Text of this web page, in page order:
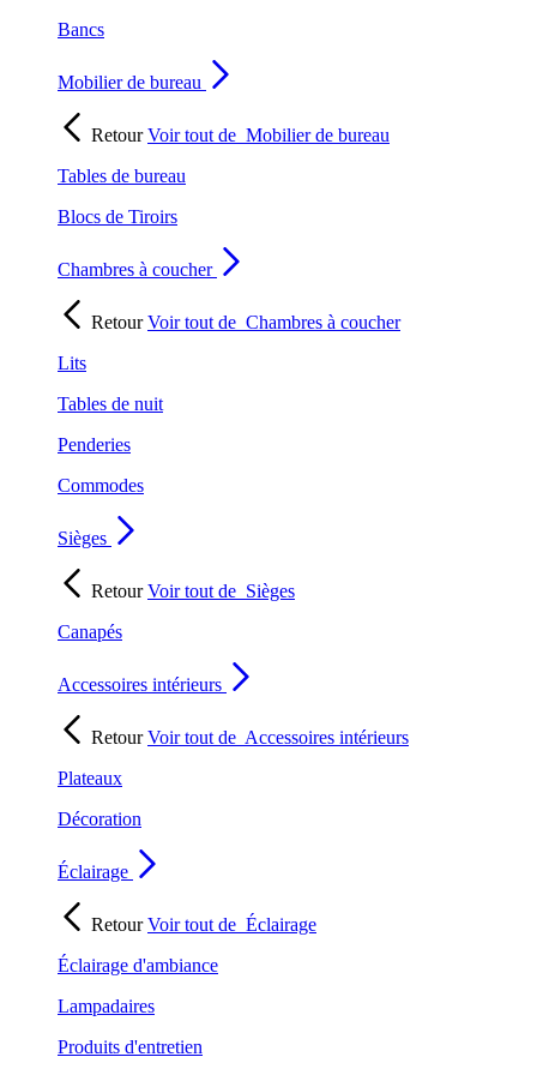
Bancs
Mobilier de bureau
RetourVoir tout de Mobilier de bureau
Tables de bureau
Blocs de Tiroirs
Chambres à coucher
RetourVoir tout de Chambres à coucher
Lits
Tables de nuit
Penderies
Commodes
Sièges
RetourVoir tout de Sièges
Canapés
Accessoires intérieurs
RetourVoir tout de Accessoires intérieurs
Plateaux
Décoration
Éclairage
RetourVoir tout de Éclairage
Éclairage d'ambiance
Lampadaires
Produits d'entretien